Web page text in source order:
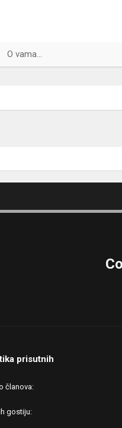
O vama...
prisutnih
članova
gostiju